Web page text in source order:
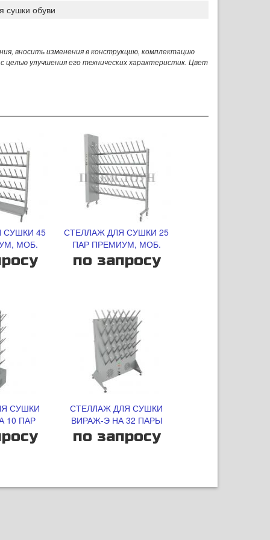
сушки обуви
вносить изменения в конструкцию, комплектацию
улучшения его технических характеристик. Цвет
СУШКИ 45
МОБ.
СТЕЛЛАЖ ДЛЯ СУШКИ 25
ПАР ПРЕМИУМ, МОБ.
по запросу
СУШКИ
10 ПАР
СТЕЛЛАЖ ДЛЯ СУШКИ
ВИРАЖ-Э НА 32 ПАРЫ
по запросу